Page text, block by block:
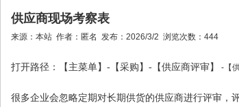
供应商现场考察表
来源：本站 作者：匿名 发布：2026/3/2 浏览次数：444
打开路径：【主菜单】-【采购】-【供应商评审】 -【
很多企业会忽略定期对长期供货的供应商进行评审，